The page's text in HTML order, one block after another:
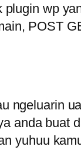
wp
POST
ngeluarin
anda buat
yuhuu